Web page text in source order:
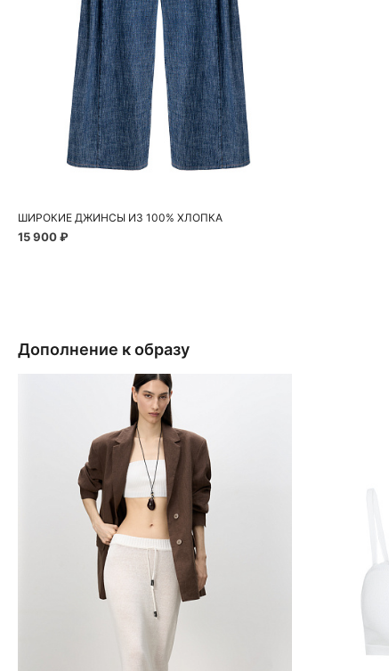
Добавить в корзину
40 42 44 46
ШИРОКИЕ ДЖИНСЫ ИЗ 100% ХЛОПКА
15 900 ₽
Дополнение к образу